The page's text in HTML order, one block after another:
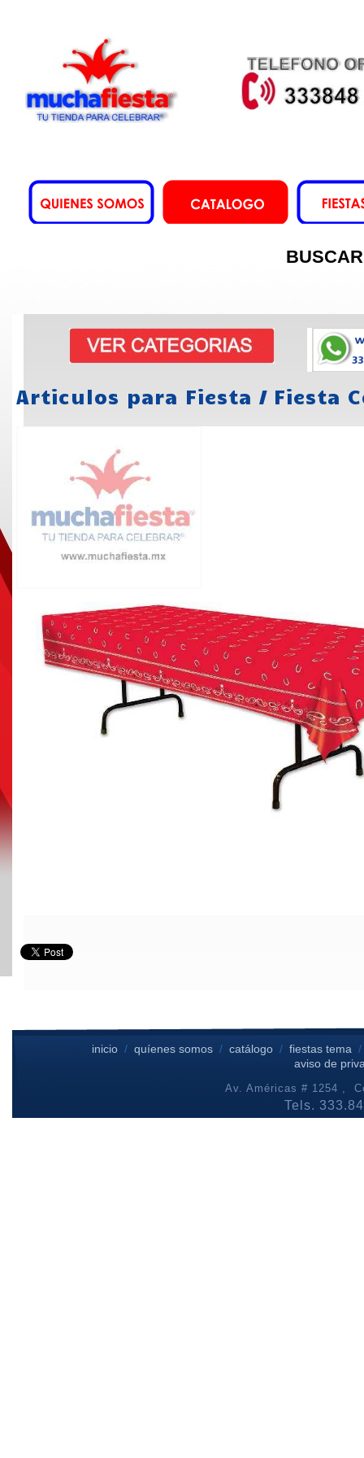
BUSCAR
Articulos para Fiesta / Fiesta
inicio /quíenes somos /catálogo / fiestas tema
aviso de
Av. Américas # 1254 ,
Tels.